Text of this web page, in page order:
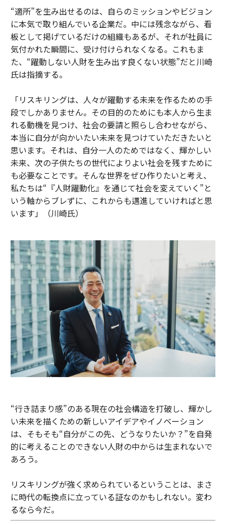
“適所”を生み出せるのは、自らのミッションやビジョン
に本気で取り組んでいる企業だ。中には残念ながら、看
板として掲げているだけの組織もあるが、それが社員に
気付かれた瞬間に、受け付けられなくなる。これもま
た、“躍動しない人財を生み出す良くない状態”だと川崎
氏は指摘する。
「リスキリングは、人々が躍動する未来を作るための手
段でしかありません。その目的のためにも本人から生ま
れる動機を見つけ、社会の要請と照らし合わせながら、
本当に自分が向かいたい未来を見つけていただきたいと
思います。それは、自分一人のためではなく、輝かしい
未来、次の子供たちの世代によりよい社会を残すために
も必要なことです。そんな世界をぜひ作りたいと考え、
私たちは“『人財躍動化』を通じて社会を変えていく”と
いう軸からブレずに、これからも邁進していければと思
います」（川崎氏）
“行き詰まり感”のある現在の社会構造を打破し、輝かし
い未来を描くための新しいアイデアやイノベーション
は、そもそも“自分がこの先、どうなりたいか？”を自発
的に考えることのできない人財の中からは生まれないで
あろう。
リスキリングが強く求められているということは、まさ
に時代の転換点に立っている証なのかもしれない。変わ
るなら今だ。